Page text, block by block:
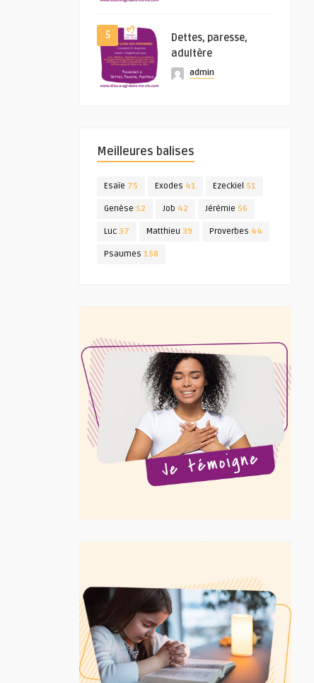
5
Dettes, paresse,
adultère
admin
Meilleures balises
Esaïe 75 Exodes 41 Ezeckiel 51
Genèse 52 Job 42 Jérémie 56
Luc 37 Matthieu 39 Proverbes 44
Psaumes 158